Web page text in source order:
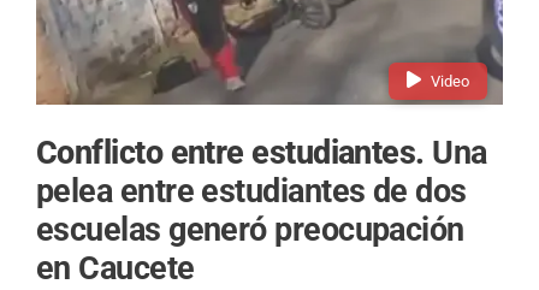
Video
Conflicto entre estudiantes. Una
pelea entre estudiantes de dos
escuelas generó preocupación
en Caucete